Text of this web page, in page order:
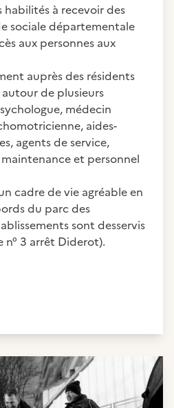
à recevoir des
sociale départementale
aux personnes aux
auprès des résidents
de plusieurs
médecin
aides-
agents de service,
et personnel
cadre de vie agréable en
du parc des
sont desservis
n° 3 arrêt Diderot).